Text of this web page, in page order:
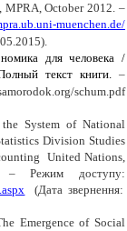
MPRA, October 2012. –
.ub.uni-muenchen.de/
для человека /
текст книги. –
.org/schum.pdf
System of National
Division Studies
United Nations,
– Режим доступу:
(Дата звернення:
Emergence of Social